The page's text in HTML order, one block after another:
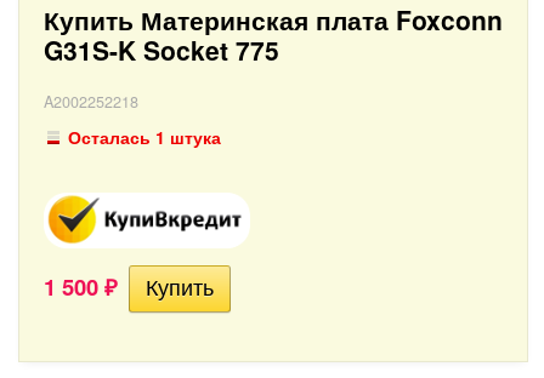
Купить Материнская плата Foxconn
G31S-K Socket 775
A2002252218
Осталась 1 штука
1 500 ₽